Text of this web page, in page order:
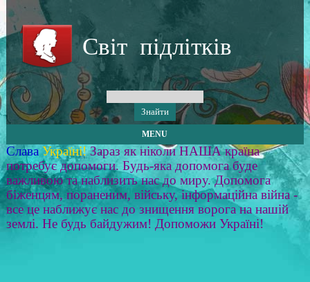
Світ підлітків
MENU
Слава Україні! Зараз як ніколи НАША країна
потребує допомоги. Будь-яка допомога буде
важливою та наблизить нас до миру. Допомога
біженцям, пораненим, війську, інформаційна війна -
все це наближує нас до знищення ворога на нашій
землі. Не будь байдужим! Допоможи Україні!